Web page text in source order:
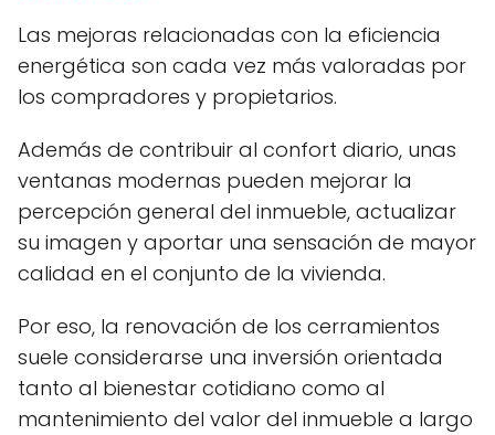
Las mejoras relacionadas con la eficiencia
energética son cada vez más valoradas por
los compradores y propietarios.
Además de contribuir al confort diario, unas
ventanas modernas pueden mejorar la
percepción general del inmueble, actualizar
su imagen y aportar una sensación de mayor
calidad en el conjunto de la vivienda.
Por eso, la renovación de los cerramientos
suele considerarse una inversión orientada
tanto al bienestar cotidiano como al
mantenimiento del valor del inmueble a largo